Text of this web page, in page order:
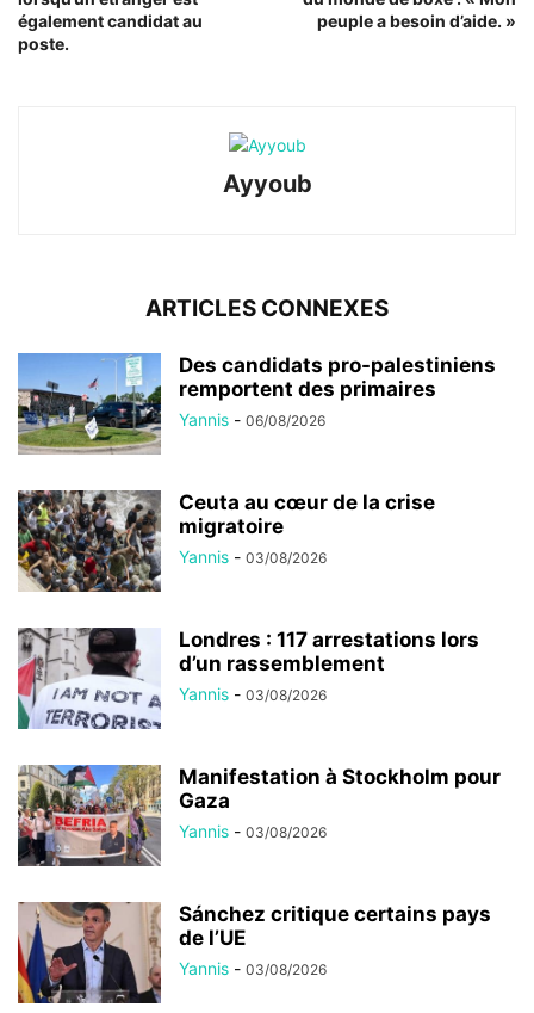
également candidat au
poste.
peuple a besoin d’aide. »
Ayyoub
ARTICLES CONNEXES
Des candidats pro-palestiniens
remportent des primaires
Yannis - 06/08/2026
Ceuta au cœur de la crise
migratoire
Yannis - 03/08/2026
Londres : 117 arrestations lors
d’un rassemblement
Yannis - 03/08/2026
Manifestation à Stockholm pour
Gaza
Yannis - 03/08/2026
Sánchez critique certains pays
de l’UE
Yannis - 03/08/2026